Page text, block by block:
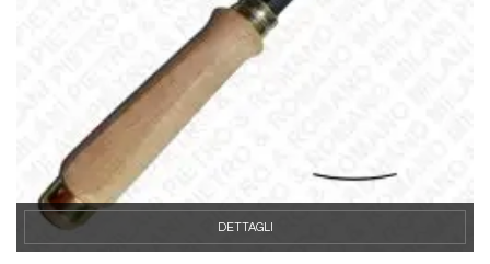
DETTAGLI